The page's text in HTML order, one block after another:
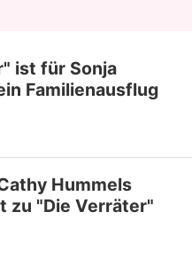
ist für Sonja
Familienausflug
Hummels
zu "Die Verräter"